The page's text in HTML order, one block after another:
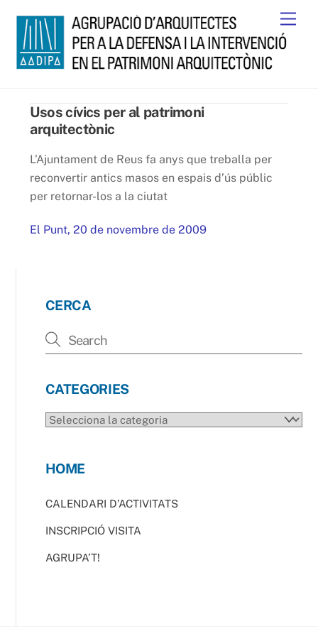
content
Usos cívics per al patrimoni
arquitectònic
L’Ajuntament de Reus fa anys que treballa per
reconvertir antics masos en espais d’ús públic
per retornar-los a la ciutat
El Punt, 20 de novembre de 2009
CERCA
CATEGORIES
CATEGORIES
HOME
CALENDARI D’ACTIVITATS
INSCRIPCIÓ VISITA
AGRUPA’T!